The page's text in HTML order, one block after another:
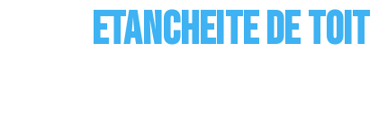
Etancheite de